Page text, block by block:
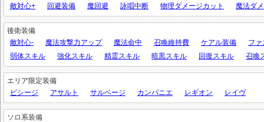
敵対心+
回避装備 魔回避 詠唱中断 物理ダメージカット 魔法ダ
後衛装備
敵対心-
魔法攻撃力アップ 魔法命中 召喚維持費 ケアル装備
フ
弱体スキル
強化スキル 精霊スキル 暗黒スキル 回復スキル 召喚
エリア限定装備
ビシージ
アサルト サルベージ カンパニエ レギオン レイヴ
ソロ系装備